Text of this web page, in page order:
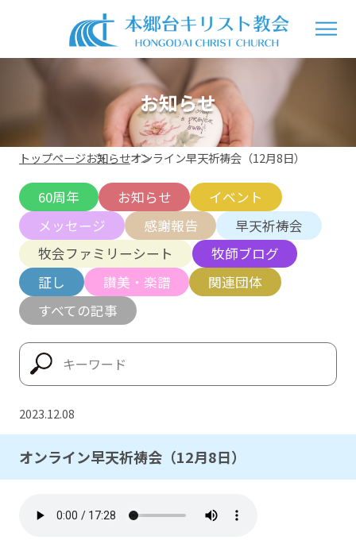
お知らせ
トップページお知らせオンライン早天祈祷会（12月8日）
60周年 お知らせ
イベント
メッセージ
感謝報告
早天祈祷会
牧会ファミリーシート
牧師ブログ
証し
讃美・楽譜
関連団体
すべての記事
2023.12.08
オンライン早天祈祷会（12月8日）